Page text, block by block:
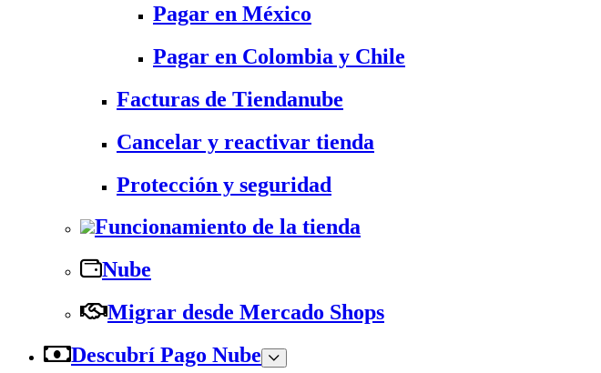
Pagar en México
Pagar en Colombia y Chile
Facturas de Tiendanube
Cancelar y reactivar tienda
Protección y seguridad
Funcionamiento de la tienda
Nube
Migrar desde Mercado Shops
Descubrí Pago Nube